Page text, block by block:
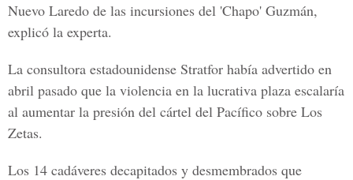
Nuevo Laredo de las incursiones del 'Chapo' Guzmán,
explicó la experta.
La consultora estadounidense Stratfor había advertido en
abril pasado que la violencia en la lucrativa plaza escalaría
al aumentar la presión del cártel del Pacífico sobre Los
Zetas.
Los 14 cadáveres decapitados y desmembrados que